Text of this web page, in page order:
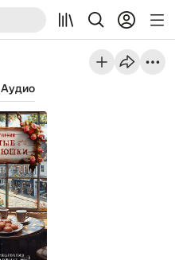
Аудио